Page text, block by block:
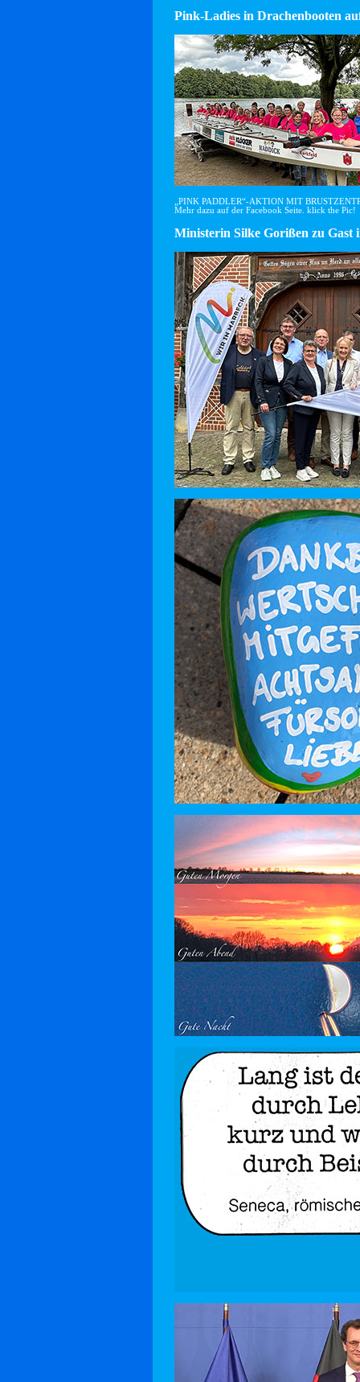
Pink-Ladies in Drachenbooten
„PINK PADDLER“-AKTION MIT
Mehr dazu auf der Facebook Seite. klick the Pic!
Ministerin Silke Gorißen zu Gast